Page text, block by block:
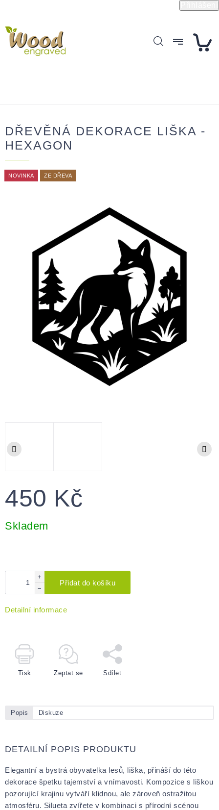
DŘEVĚNÁ DEKORACE LIŠKA -
HEXAGON
NOVINKA ZE DŘEVA
450 Kč
cena:
Skladem
+
−
Přidat do košíku
Detailní informace
Tisk Zeptat se Sdílet
Popis Diskuze
DETAILNÍ POPIS PRODUKTU
Elegantní a bystrá obyvatelka lesů, liška, přináší do této
dekorace špetku tajemství a vnímavosti. Kompozice s liškou
pozorující krajinu vytváří klidnou, ale zároveň ostražitou
atmosféru. Silueta zvířete v kombinaci s přírodní scénou